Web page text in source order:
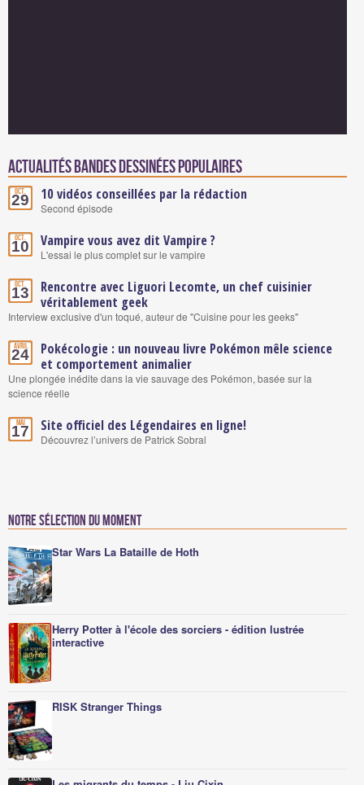
Actualités Bandes Dessinées populaires
Oct.
29 10 vidéos conseillées par la rédaction
Second épisode
Oct.
10 Vampire vous avez dit Vampire ?
L'essai le plus complet sur le vampire
Oct.
13
Rencontre avec Liguori Lecomte, un chef cuisinier
véritablement geek
Interview exclusive d'un toqué, auteur de "Cuisine pour les geeks"
Avril
24
Pokécologie : un nouveau livre Pokémon mêle science
et comportement animalier
Une plongée inédite dans la vie sauvage des Pokémon, basée sur la
science réelle
Mai
17 Site officiel des Légendaires en ligne!
Découvrez l’univers de Patrick Sobral
Notre sélection du moment
Star Wars La Bataille de Hoth
Herry Potter à l'école des sorciers - édition lustrée
interactive
RISK Stranger Things